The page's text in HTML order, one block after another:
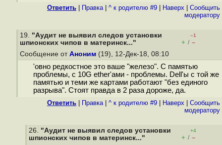
Ответить Правка| ^ к родителю #9 Наверх
Cообщить
модератору
19. "Аудит не выявил следов установки
шпионских чипов в материнск..."
–1
+ / –
Сообщение от Аноним (19), 12-Дек-18, 08:10
'овно редкостное это ваше "железо". С памятью
проблемы, с 10G ether'ами - проблемы. Dell'ы с той же
памятью и теми же картами работают "без единого
разрыва". Стоят правда в 2 раза дороже, да.
Ответить Правка| ^ к родителю #9 Наверх
Cообщить
модератору
26. "Аудит не выявил следов установки
шпионских чипов в материнск..."
+4
+ / –